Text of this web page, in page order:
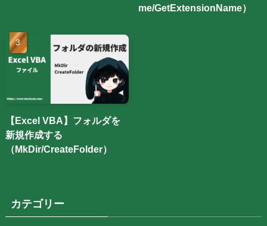
me/GetExtensionName）
【Excel VBA】フォルダを
新規作成する
（MkDir/CreateFolder）
カテゴリー